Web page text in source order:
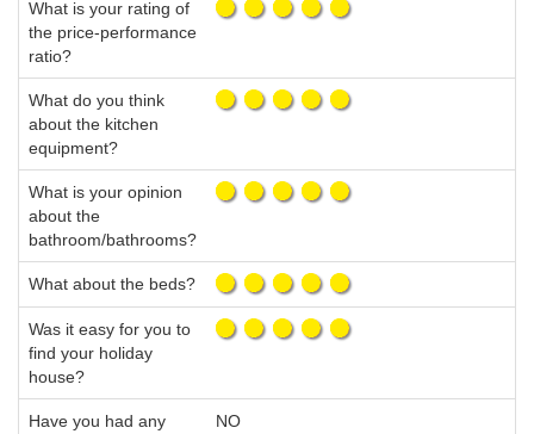
What is your rating of
the price-performance
ratio?
What do you think
about the kitchen
equipment?
What is your opinion
about the
bathroom/bathrooms?
What about the beds?
Was it easy for you to
find your holiday
house?
Have you had any
NO